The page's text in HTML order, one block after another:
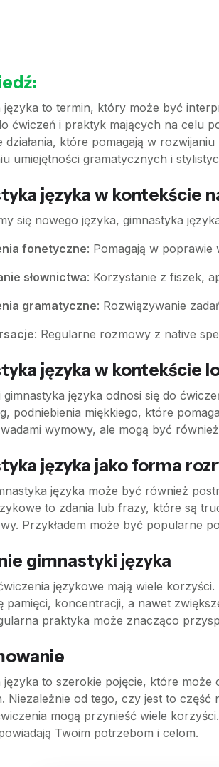
języka to termin, który może być
ćwiczeń i praktyk mających na celu
działania, które pomagają w
umiejętności gramatycznych i
języka w kontekście
się nowego języka, gimnastyka
fonetyczne: Pomagają w
słownictwa: Korzystanie z fiszek,
gramatyczne: Rozwiązywanie
: Regularne rozmowy z native
języka w kontekście
gimnastyka języka odnosi się do
podniebienia miękkiego, które
wymowy, ale mogą być
języka jako forma
języka może być również
to zdania lub frazy, które są
Przykładem może być popularne
gimnastyki języka
językowe mają wiele
pamięci, koncentracji, a nawet
praktyka może znacząco
języka to szerokie pojęcie, które
Niezależnie od tego, czy jest to
mogą przynieść wiele
Twoim potrzebom i celom.